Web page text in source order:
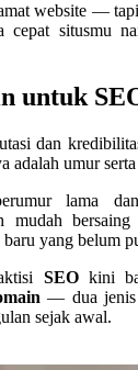
website —
cepat situsmu
untuk
dan
adalah umur
lama
mudah
baru yang belum
SEOkini
— dua jenis
sejak awal.